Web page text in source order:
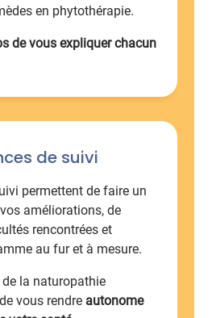
en phytothérapie.
de vous expliquer chacun
de suivi
permettent de faire un
améliorations, de
rencontrées et
au fur et à mesure.
de la naturopathie
vous rendreautonome